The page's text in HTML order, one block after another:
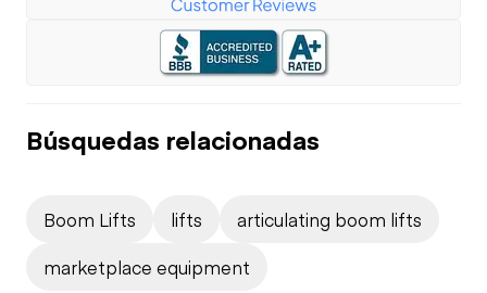
Búsquedas relacionadas
Boom Lifts lifts
articulating boom lifts
marketplace equipment